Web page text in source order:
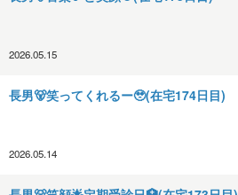
2026.05.15
長男🐻笑ってくれるー🥹(在宅174日目)
2026.05.14